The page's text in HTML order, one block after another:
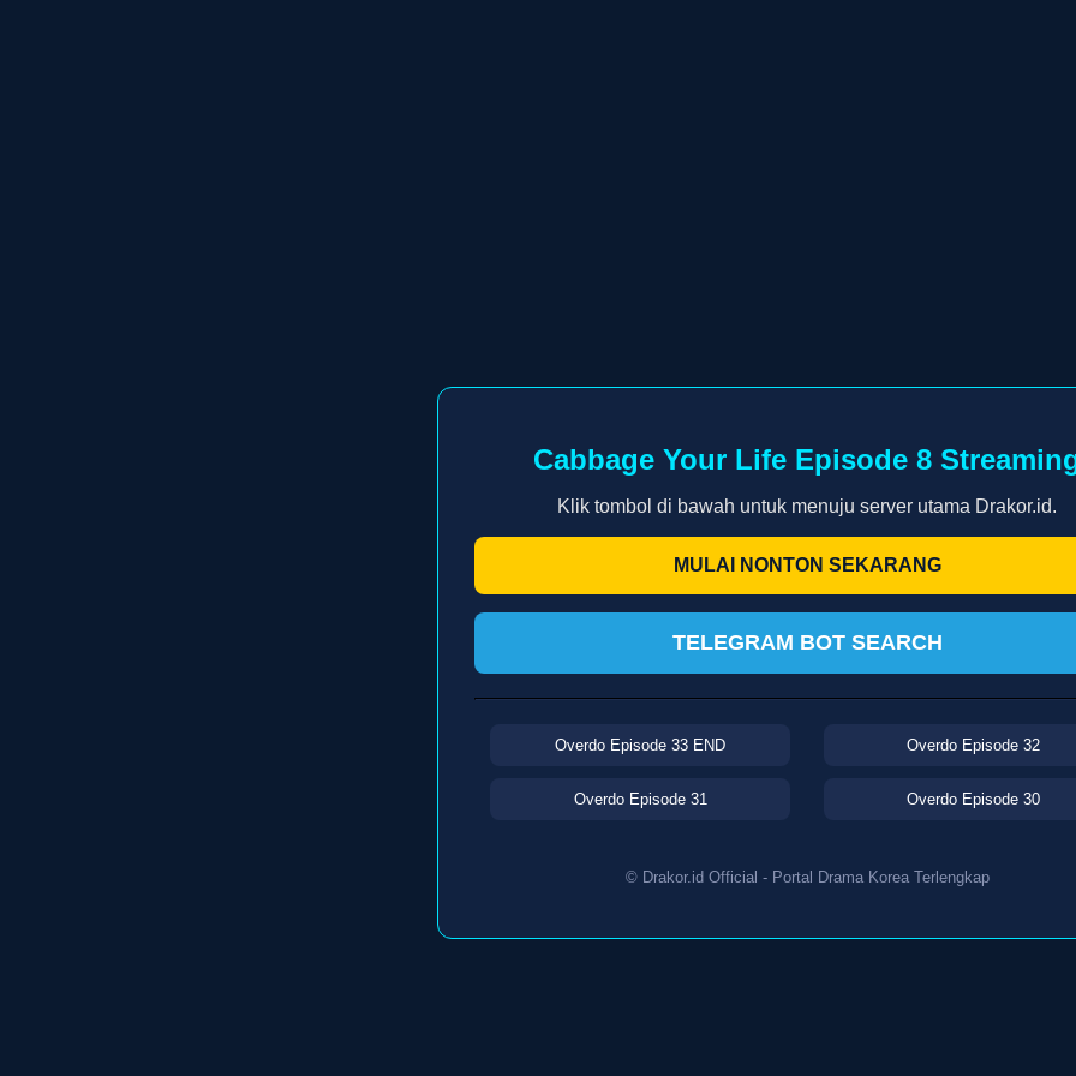
Cabbage Your Life Episode 8
Klik tombol di bawah untuk menuju server utama Drakor.id.
MULAI NONTON SEKARANG
TELEGRAM BOT SEARCH
Overdo Episode 33 END Overdo Episode 32
Overdo Episode 31 Overdo Episode 30
© Drakor.id Official - Portal Drama Korea Terlengkap